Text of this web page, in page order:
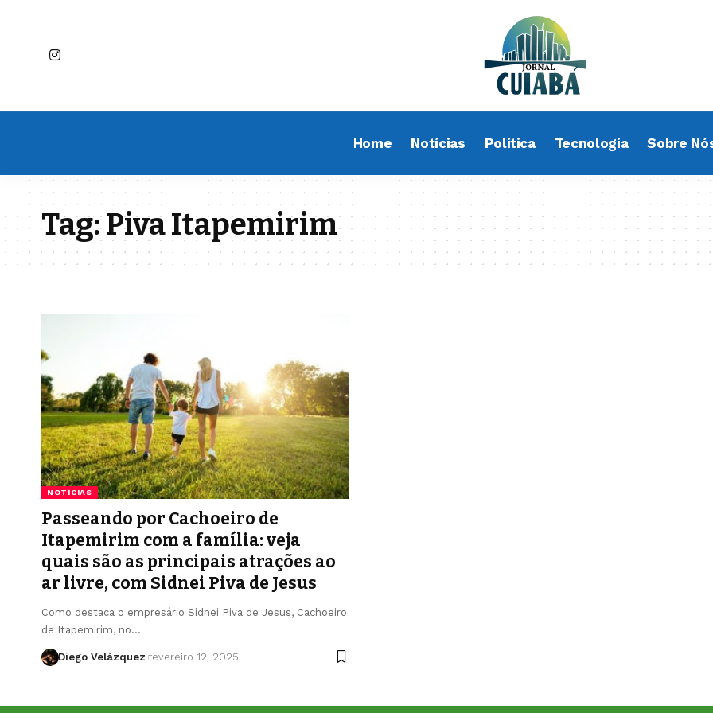
Home Notícias Política Tecnologia Sobre
Tag:Piva Itapemirim
NOTÍCIAS
Passeando por Cachoeiro de
Itapemirim com a família: veja
quais são as principais atrações ao
ar livre, com Sidnei Piva de Jesus
Como destaca o empresário Sidnei Piva de Jesus, Cachoeiro
de Itapemirim, no…
Diego Velázquez fevereiro 12, 2025